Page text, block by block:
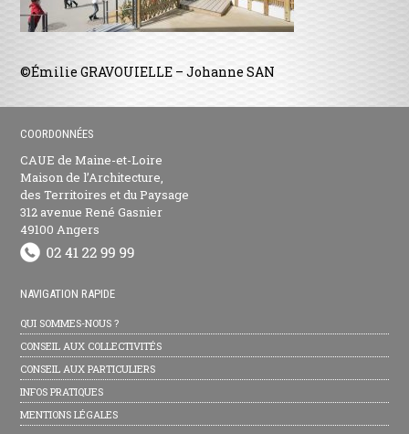
©Émilie GRAVOUIELLE – Johanne SAN
COORDONNÉES
CAUE de Maine-et-Loire
Maison de l’Architecture,
des Territoires et du Paysage
312 avenue René Gasnier
49100 Angers
NAVIGATION RAPIDE
QUI SOMMES-NOUS ?
CONSEIL AUX COLLECTIVITÉS
CONSEIL AUX PARTICULIERS
INFOS PRATIQUES
MENTIONS LÉGALES